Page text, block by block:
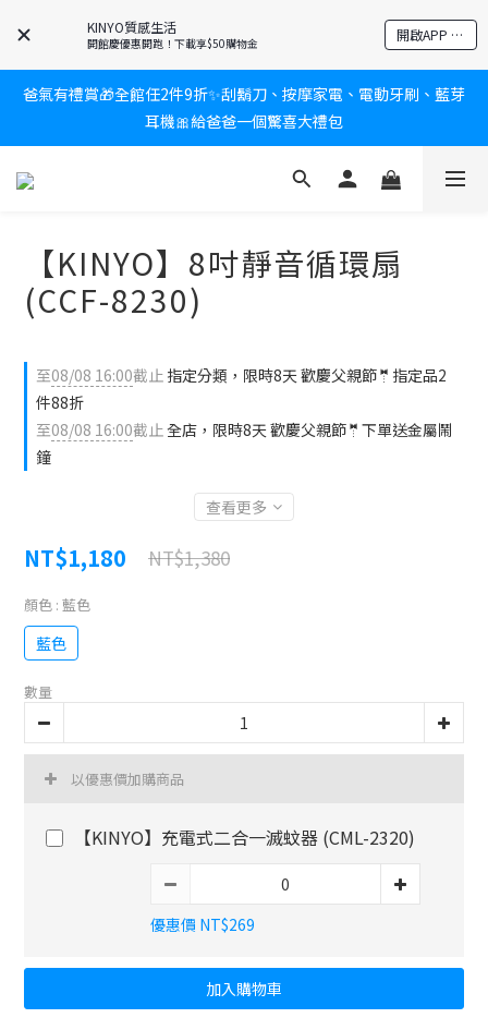
KINYO質感生活
開館慶優惠開跑！下載享$50購物金 開啟APP 享隱藏優惠
新會員送$100購物金✨再享消費回饋無極限
新會員送$100購物金✨再享消費回饋無極限
爸氣有禮賞🎁全館任2件9折✨刮鬍刀、按摩家電、電動牙刷、藍芽
耳機🎀給爸爸一個驚喜大禮包
炎熱夏日救星☀️秒凍扇登場💙半導體製冷 x 微米級冰霧，一秒開
新會員送$100購物金✨再享消費回饋無極限
【KINYO】8吋靜音循環扇
(CCF-8230)
至08/08 16:00截止 指定分類，限時8天 歡慶父親節🤵指定品2
件88折
至08/08 16:00截止全店，限時8天 歡慶父親節🤵下單送金屬鬧
鐘
查看更多
NT$1,180 NT$1,380
顏色 : 藍色
藍色
數量
以優惠價加購商品
【KINYO】充電式二合一滅蚊器 (CML-2320)
優惠價 NT$269
加入購物車